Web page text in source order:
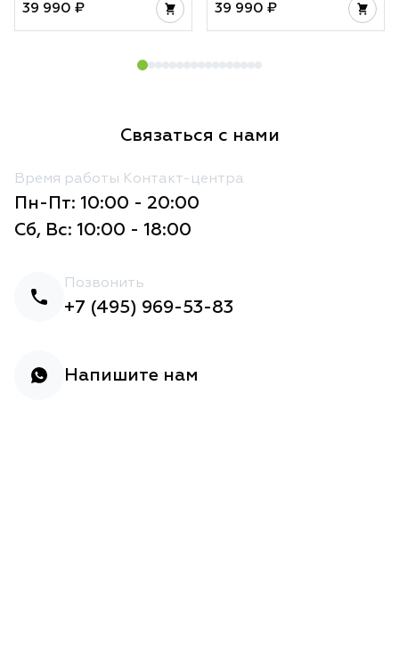
39 990 ₽ 39 990 ₽
Связаться с нами
Время работы Контакт-центра
Пн-Пт: 10:00 - 20:00
Сб, Вс: 10:00 - 18:00
Позвонить
+7 (495) 969-53-83
Напишите нам